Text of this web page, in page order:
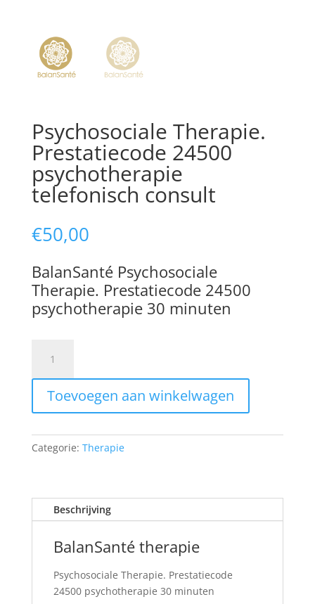
Psychosociale Therapie.
Prestatiecode 24500
psychotherapie
telefonisch consult
€50,00
BalanSanté Psychosociale
Therapie. Prestatiecode 24500
psychotherapie 30 minuten
Therapie.
Prestatiecode
24500
psychotherapie
consult
Toevoegen aan winkelwagen
Categorie: Therapie
Beschrijving
BalanSanté therapie
Psychosociale Therapie. Prestatiecode
24500 psychotherapie 30 minuten